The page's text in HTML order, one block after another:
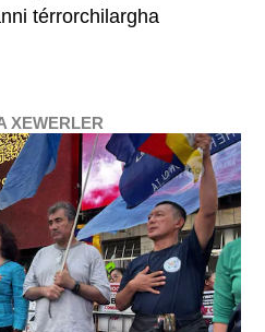
térrorchilargha
XEWERLER